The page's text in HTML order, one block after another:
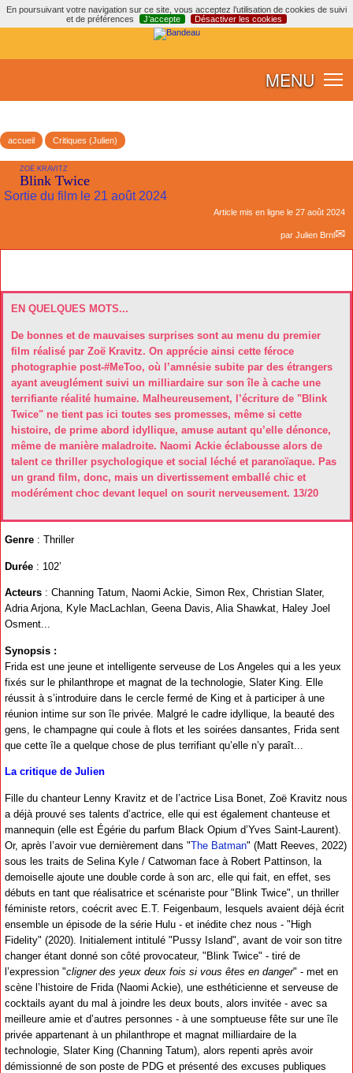
En poursuivant votre navigation sur ce site, vous acceptez l’utilisation de cookies de suivi
et de préférences
J’accepte Désactiver les cookies
MENU
accueil Critiques (Julien)
ZOË KRAVITZ
Blink Twice
Sortie du film le 21 août 2024
Article mis en ligne le 27 août 2024
par Julien Brnl
EN QUELQUES MOTS...
De bonnes et de mauvaises surprises sont au menu du premier
film réalisé par Zoë Kravitz. On apprécie ainsi cette féroce
photographie post-#MeToo, où l’amnésie subite par des étrangers
ayant aveuglément suivi un milliardaire sur son île à cache une
terrifiante réalité humaine. Malheureusement, l’écriture de "Blink
Twice" ne tient pas ici toutes ses promesses, même si cette
histoire, de prime abord idyllique, amuse autant qu’elle dénonce,
même de manière maladroite. Naomi Ackie éclabousse alors de
talent ce thriller psychologique et social léché et paranoïaque. Pas
un grand film, donc, mais un divertissement emballé chic et
modérément choc devant lequel on sourit nerveusement. 13/20
Genre : Thriller
Durée : 102’
Acteurs : Channing Tatum, Naomi Ackie, Simon Rex, Christian Slater,
Adria Arjona, Kyle MacLachlan, Geena Davis, Alia Shawkat, Haley Joel
Osment...
Synopsis :
Frida est une jeune et intelligente serveuse de Los Angeles qui a les yeux
fixés sur le philanthrope et magnat de la technologie, Slater King. Elle
réussit à s’introduire dans le cercle fermé de King et à participer à une
réunion intime sur son île privée. Malgré le cadre idyllique, la beauté des
gens, le champagne qui coule à flots et les soirées dansantes, Frida sent
que cette île a quelque chose de plus terrifiant qu’elle n’y paraît...
La critique de Julien
Fille du chanteur Lenny Kravitz et de l’actrice Lisa Bonet, Zoë Kravitz nous
a déjà prouvé ses talents d’actrice, elle qui est également chanteuse et
mannequin (elle est Égérie du parfum Black Opium d’Yves Saint-Laurent).
Or, après l’avoir vue dernièrement dans "The Batman" (Matt Reeves, 2022)
sous les traits de Selina Kyle / Catwoman face à Robert Pattinson, la
demoiselle ajoute une double corde à son arc, elle qui fait, en effet, ses
débuts en tant que réalisatrice et scénariste pour "Blink Twice", un thriller
féministe retors, coécrit avec E.T. Feigenbaum, lesquels avaient déjà écrit
ensemble un épisode de la série Hulu - et inédite chez nous - "High
Fidelity" (2020). Initialement intitulé "Pussy Island", avant de voir son titre
changer étant donné son côté provocateur, "Blink Twice" - tiré de
l’expression "cligner des yeux deux fois si vous êtes en danger" - met en
scène l’histoire de Frida (Naomi Ackie), une esthéticienne et serveuse de
cocktails ayant du mal à joindre les deux bouts, alors invitée - avec sa
meilleure amie et d’autres personnes - à une somptueuse fête sur une île
privée appartenant à un philanthrope et magnat milliardaire de la
technologie, Slater King (Channing Tatum), alors repenti après avoir
démissionné de son poste de PDG et présenté des excuses publiques